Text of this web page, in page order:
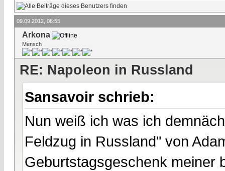
09.09.2012, 08:55
Arkona
Mensch
RE: Napoleon in Russland
Sansavoir schrieb:
Nun weiß ich was ich
Feldzug in Russland" von
Geburtstagsgeschenk meiner